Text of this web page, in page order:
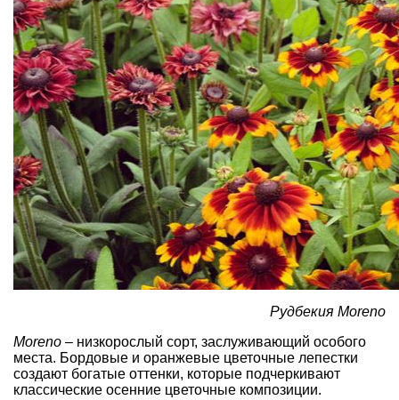
Рудбекия Moreno
Moreno – низкорослый сорт, заслуживающий особого
места. Бордовые и оранжевые цветочные лепестки
создают богатые оттенки, которые подчеркивают
классические осенние цветочные композиции.